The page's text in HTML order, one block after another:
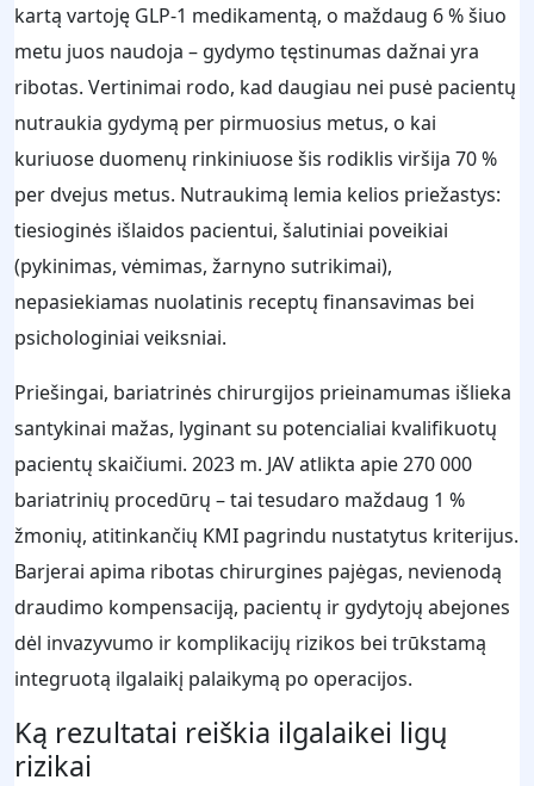
kartą vartoję GLP‑1 medikamentą, o maždaug 6 % šiuo
metu juos naudoja – gydymo tęstinumas dažnai yra
ribotas. Vertinimai rodo, kad daugiau nei pusė pacientų
nutraukia gydymą per pirmuosius metus, o kai
kuriuose duomenų rinkiniuose šis rodiklis viršija 70 %
per dvejus metus. Nutraukimą lemia kelios priežastys:
tiesioginės išlaidos pacientui, šalutiniai poveikiai
(pykinimas, vėmimas, žarnyno sutrikimai),
nepasiekiamas nuolatinis receptų finansavimas bei
psichologiniai veiksniai.
Priešingai, bariatrinės chirurgijos prieinamumas išlieka
santykinai mažas, lyginant su potencialiai kvalifikuotų
pacientų skaičiumi. 2023 m. JAV atlikta apie 270 000
bariatrinių procedūrų – tai tesudaro maždaug 1 %
žmonių, atitinkančių KMI pagrindu nustatytus kriterijus.
Barjerai apima ribotas chirurgines pajėgas, nevienodą
draudimo kompensaciją, pacientų ir gydytojų abejones
dėl invazyvumo ir komplikacijų rizikos bei trūkstamą
integruotą ilgalaikį palaikymą po operacijos.
Ką rezultatai reiškia ilgalaikei ligų
rizikai